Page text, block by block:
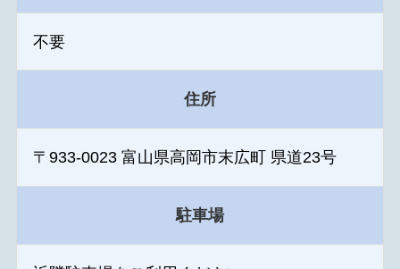
不要
住所
〒933-0023 富山県高岡市末広町 県道23号
駐車場